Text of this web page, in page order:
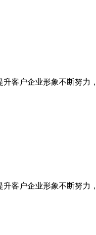
客户企业形象不断努力
客户企业形象不断努力